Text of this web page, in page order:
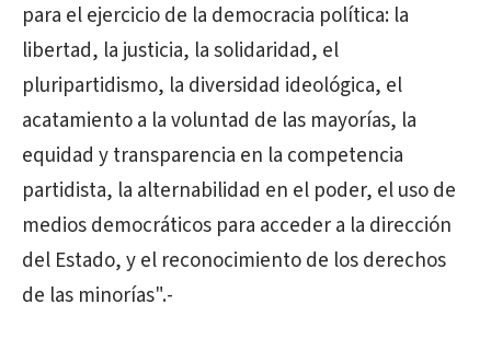
para el ejercicio de la democracia política: la
libertad, la justicia, la solidaridad, el
pluripartidismo, la diversidad ideológica, el
acatamiento a la voluntad de las mayorías, la
equidad y transparencia en la competencia
partidista, la alternabilidad en el poder, el uso de
medios democráticos para acceder a la dirección
del Estado, y el reconocimiento de los derechos
de las minorías".-